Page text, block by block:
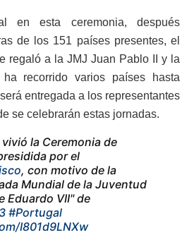
en esta ceremonia, después
de los 151 países presentes, el
regaló a la JMJ Juan Pablo II y la
recorrido varios países hasta
entregada a los representantes
se celebrarán estas jornadas.
la Ceremonia de
por el
, con motivo de la
Mundial de la Juventud
Eduardo VII" de
#Portugal
I801d9LNXw